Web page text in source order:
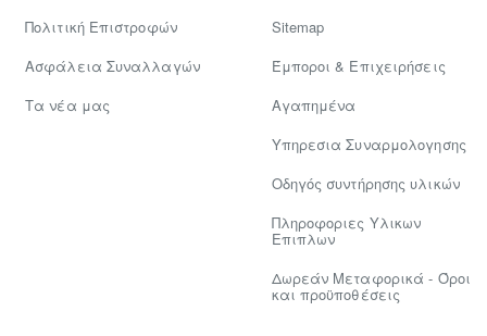
Πολιτική Επιστροφών
Ασφάλεια Συναλλαγών
Tα νέα μας
Sitemap
Έμποροι & Επιχειρήσεις
Αγαπημένα
Υπηρεσια Συναρμολογησης
Οδηγός συντήρησης υλικών
Πληροφοριες Υλικων
Επιπλων
Δωρεάν Μεταφορικά - Όροι
και προϋποθέσεις